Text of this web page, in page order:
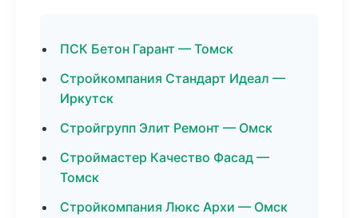
ПСК Бетон Гарант — Томск
Стройкомпания Стандарт Идеал —
Иркутск
Стройгрупп Элит Ремонт — Омск
Строймастер Качество Фасад —
Томск
Стройкомпания Люкс Архи — Омск